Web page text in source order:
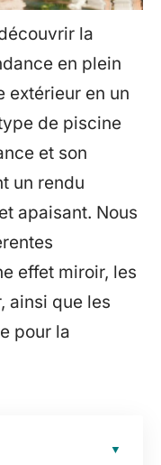
la
en plein
extérieur en un
de piscine
et son
un rendu
apaisant. Nous
effet miroir, les
ainsi que les
pour la